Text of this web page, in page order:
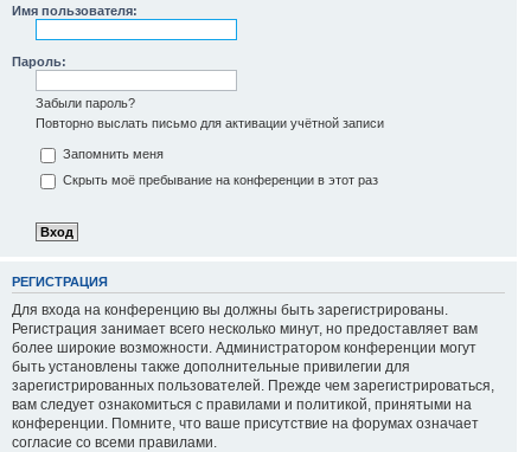
Имя пользователя:
Пароль:
Забыли пароль?
Повторно выслать письмо для активации учётной записи
Запомнить меня
Скрыть моё пребывание на конференции в этот раз
РЕГИСТРАЦИЯ
Для входа на конференцию вы должны быть зарегистрированы.
Регистрация занимает всего несколько минут, но предоставляет вам
более широкие возможности. Администратором конференции могут
быть установлены также дополнительные привилегии для
зарегистрированных пользователей. Прежде чем зарегистрироваться,
вам следует ознакомиться с правилами и политикой, принятыми на
конференции. Помните, что ваше присутствие на форумах означает
согласие со всеми правилами.